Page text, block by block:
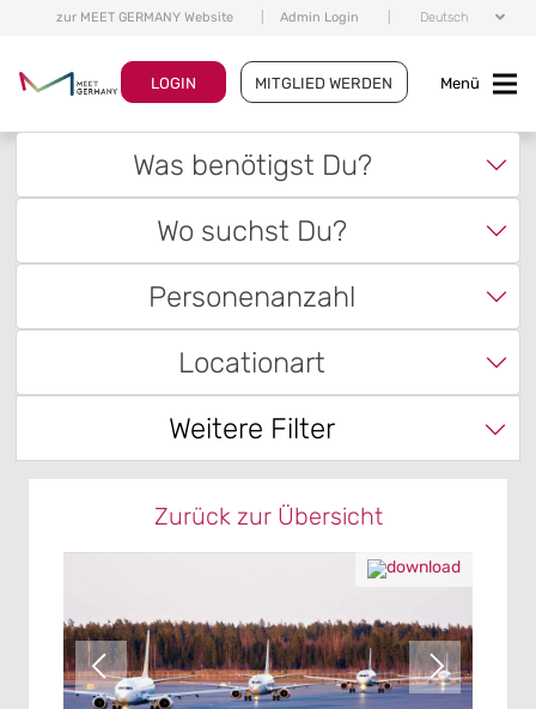
zur MEET GERMANY Website Admin Login Deutsch
LOGIN MITGLIED WERDEN Menü
Was benötigst Du?
Wo suchst Du?
Personenanzahl
Locationart
Weitere Filter
Zurück zur Übersicht